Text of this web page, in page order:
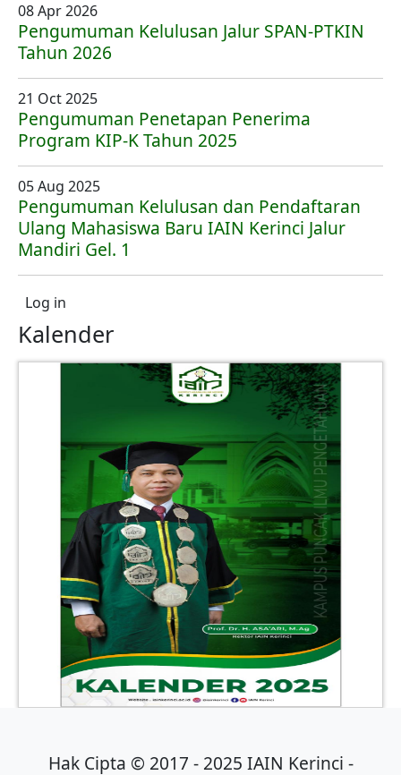
08 Apr 2026
Pengumuman Kelulusan Jalur SPAN-PTKIN
Tahun 2026
21 Oct 2025
Pengumuman Penetapan Penerima
Program KIP-K Tahun 2025
05 Aug 2025
Pengumuman Kelulusan dan Pendaftaran
Ulang Mahasiswa Baru IAIN Kerinci Jalur
Mandiri Gel. 1
User account menu
Log in
Kalender
Hak Cipta © 2017 - 2025 IAIN Kerinci -